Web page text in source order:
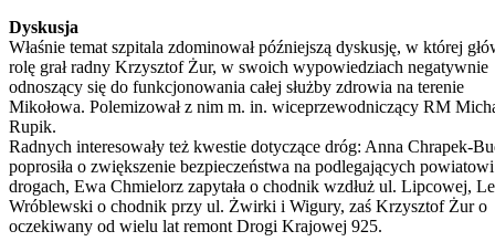
Dyskusja
Właśnie temat szpitala zdominował późniejszą dyskusję, w której
rolę grał radny Krzysztof Żur, w swoich wypowiedziach negatywnie
odnoszący się do funkcjonowania całej służby zdrowia na terenie
Mikołowa. Polemizował z nim m. in. wiceprzewodniczący RM
Rupik.
Radnych interesowały też kwestie dotyczące dróg: Anna Chrapek-
poprosiła o zwiększenie bezpieczeństwa na podlegających powiatowi
drogach, Ewa Chmielorz zapytała o chodnik wzdłuż ul. Lipcowej,
Wróblewski o chodnik przy ul. Żwirki i Wigury, zaś Krzysztof Żur o
oczekiwany od wielu lat remont Drogi Krajowej 925.